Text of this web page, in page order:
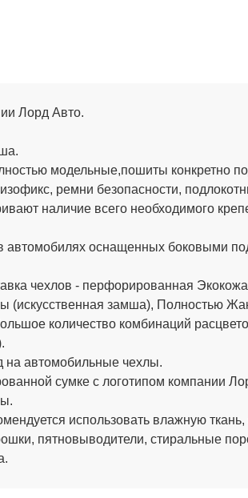
Лорд Авто.
модельные,пошиты конкретно
ремни безопасности,
наличие всего необходимого
автомобилях оснащенных боковыми
чехлов - перфорированная
(искусственная замша), Полностью
количество комбинаций
на автомобильные чехлы.
сумке с логотипом компании
использовать влажную
пятновыводители, стиральные